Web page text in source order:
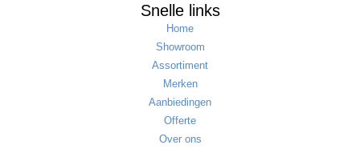
Snelle links
Home
Showroom
Assortiment
Merken
Aanbiedingen
Offerte
Over ons